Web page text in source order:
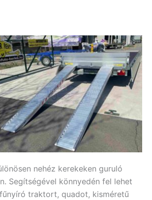
nehéz kerekeken guruló
Segítségével könnyedén fel lehet
traktort, quadot, kisméretű